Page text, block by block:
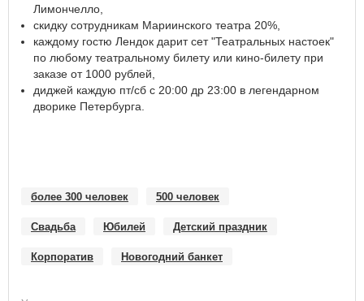
Лимончелло,
скидку сотрудникам Мариинского театра 20%,
каждому гостю Лендок дарит сет "Театральных настоек"
по любому театральному билету или кино-билету при
заказе от 1000 рублей,
диджей каждую пт/сб с 20:00 др 23:00 в легендарном
дворике Петербурга.
более 300 человек 500 человек
Свадьба Юбилей Детский праздник
Корпоратив Новогодний банкет